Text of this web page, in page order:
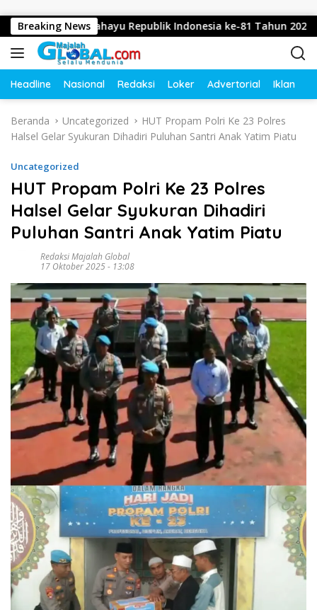
Breaking News
Dirgahayu Republik Indonesia ke-81 Tahun 2026
Headline Nasional Redaksi Loker Advertorial Iklan
Beranda Uncategorized
HUT Propam Polri Ke 23 Polres
Halsel Gelar Syukuran Dihadiri Puluhan Santri Anak Yatim Piatu
Uncategorized
HUT Propam Polri Ke 23 Polres
Halsel Gelar Syukuran Dihadiri
Puluhan Santri Anak Yatim Piatu
Redaksi Majalah Global
17 Oktober 2025 - 13:08